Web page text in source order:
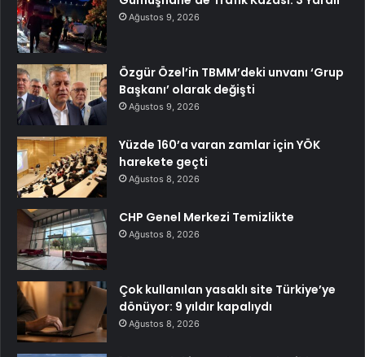
Ağustos 9, 2026
Özgür Özel’in TBMM’deki unvanı ‘Grup
Başkanı’ olarak değişti
Ağustos 9, 2026
Yüzde 160’a varan zamlar için YÖK
harekete geçti
Ağustos 8, 2026
CHP Genel Merkezi Temizlikte
Ağustos 8, 2026
Çok kullanılan yasaklı site Türkiye’ye
dönüyor: 9 yıldır kapalıydı
Ağustos 8, 2026